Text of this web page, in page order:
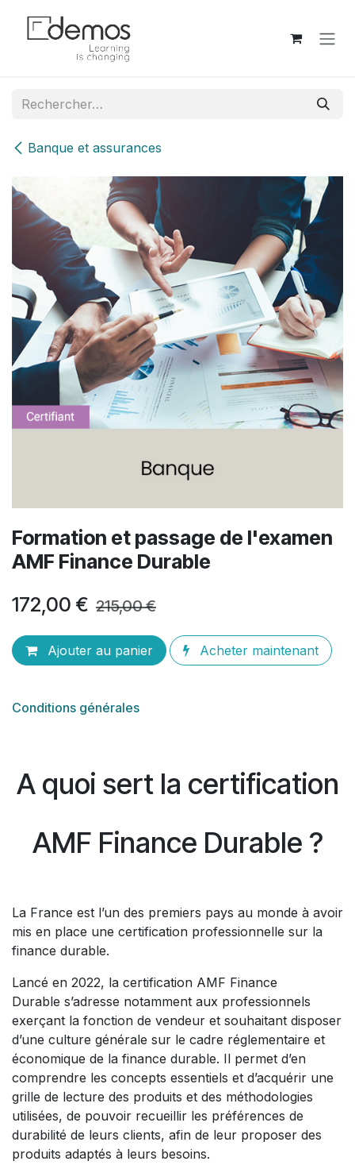
Banque et assurances
Formation et passage de l'examen
AMF Finance Durable
172,00 € 215,00€
Ajouter au panier Acheter maintenant
Conditions générales
A quoi sert la certification
AMF Finance Durable ?
La France est l’un des premiers pays au monde à avoir
mis en place une certification professionnelle sur la
finance durable.
Lancé en 2022, la certification AMF Finance
Durable s’adresse notamment aux professionnels
exerçant la fonction de vendeur et souhaitant disposer
d’une culture générale sur le cadre réglementaire et
économique de la finance durable. Il permet d’en
comprendre les concepts essentiels et d’acquérir une
grille de lecture des produits et des méthodologies
utilisées, de pouvoir recueillir les préférences de
durabilité de leurs clients, afin de leur proposer des
produits adaptés à leurs besoins.